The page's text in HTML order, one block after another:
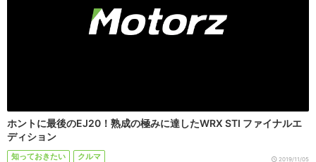
ホントに最後のEJ20！熟成の極みに達したWRX STI ファイナルエ
ディション
知っておきたい クルマ 2019/11/05